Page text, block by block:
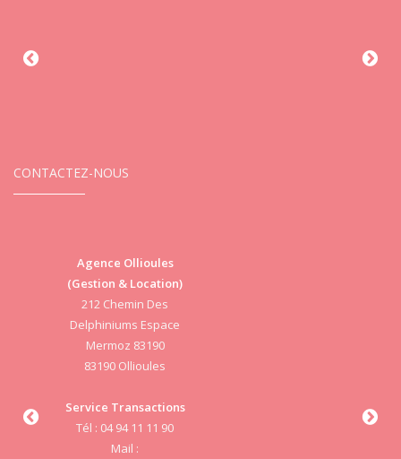
CONTACTEZ-NOUS
Agence Ollioules
(Gestion & Location)
212 Chemin Des
Delphiniums Espace
Mermoz 83190
83190 Ollioules
Service Transactions
Tél : 04 94 11 11 90
Mail :